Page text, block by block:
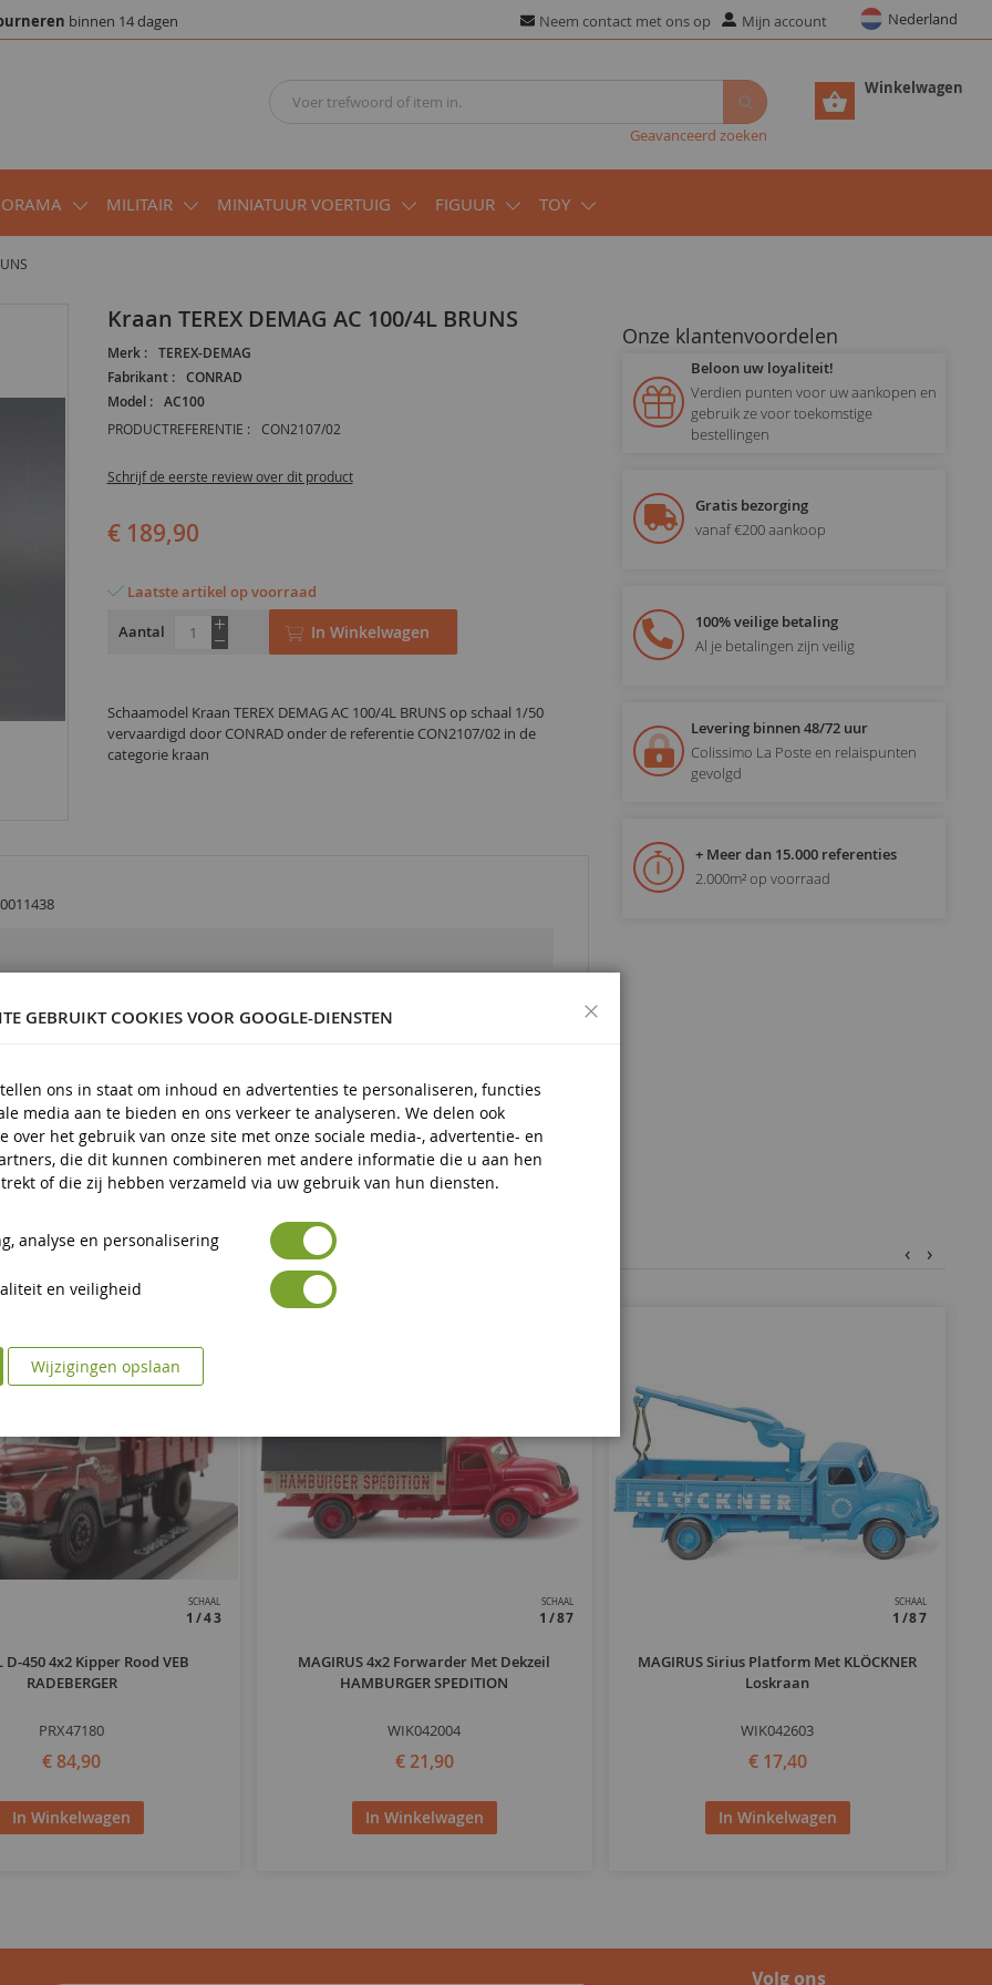
binnen 14 dagen Neem contact met ons op Mijn account Nederland
Winkelwagen
Geavanceerd zoeken
MILITAIR MINIATUUR VOERTUIG FIGUUR TOY
Kraan TEREX DEMAG AC 100/4L BRUNS
Merk :
TEREX-DEMAG
Fabrikant :
CONRAD
Model :
AC100
PRODUCTREFERENTIE : CON2107/02
Schrijf de eerste review over dit product
€ 189,90
Laatste artikel op voorraad
Aantal
In Winkelwagen
Schaamodel Kraan TEREX DEMAG AC 100/4L BRUNS op schaal 1/50
vervaardigd door CONRAD onder de referentie CON2107/02 in de
categorie kraan
Onze klantenvoordelen
Beloon uw loyaliteit!
Verdien punten voor uw aankopen en
gebruik ze voor toekomstige
bestellingen
Gratis bezorging
vanaf €200 aankoop
100% veilige betaling
Al je betalingen zijn veilig
Levering binnen 48/72 uur
Colissimo La Poste en relaispunten
gevolgd
+ Meer dan 15.000 referenties
2.000m² op voorraad
SCHAAL
1/43
D-450 4x2 Kipper Rood VEB
RADEBERGER
PRX47180
€ 84,90
In Winkelwagen
SCHAAL
1/87
MAGIRUS 4x2 Forwarder Met Dekzeil
HAMBURGER SPEDITION
WIK042004
€ 21,90
In Winkelwagen
SCHAAL
1/87
MAGIRUS Sirius Platform Met KLÖCKNER
Loskraan
WIK042603
€ 17,40
In Winkelwagen
‹ ›
Volg ons
GEBRUIKT COOKIES VOOR GOOGLE-DIENSTEN
ons in staat om inhoud en advertenties te personaliseren, functies
media aan te bieden en ons verkeer te analyseren. We delen ook
over het gebruik van onze site met onze sociale media-, advertentie- en
die dit kunnen combineren met andere informatie die u aan hen
of die zij hebben verzameld via uw gebruik van hun diensten.
analyse en personalisering
en veiligheid
Wijzigingen opslaan